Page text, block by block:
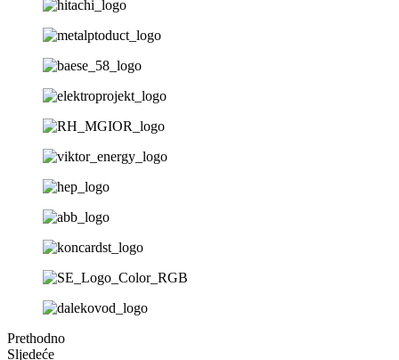
Prethodno
Sljedeće